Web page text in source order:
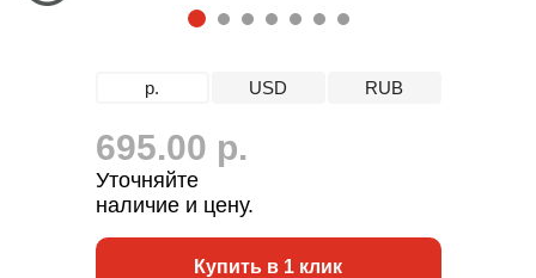
1 2 3 4 5 6 7
р. USD RUB
695.00 р.
Уточняйте
наличие и цену.
Купить в 1 клик